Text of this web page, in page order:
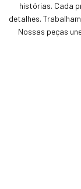
histórias. Cada
detalhes.
Nossas peças